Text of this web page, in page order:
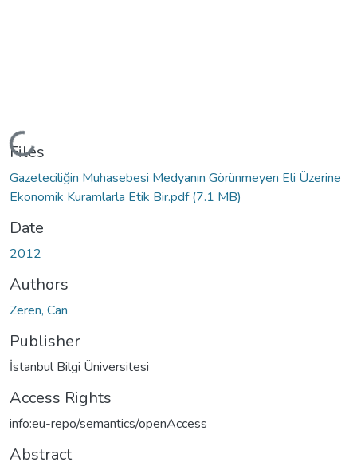
Loading...
Files
Gazeteciliğin Muhasebesi Medyanın Görünmeyen Eli Üzerine
Ekonomik Kuramlarla Etik Bir.pdf(7.1 MB)
Date
2012
Authors
Zeren, Can
Publisher
İstanbul Bilgi Üniversitesi
Access Rights
info:eu-repo/semantics/openAccess
Abstract